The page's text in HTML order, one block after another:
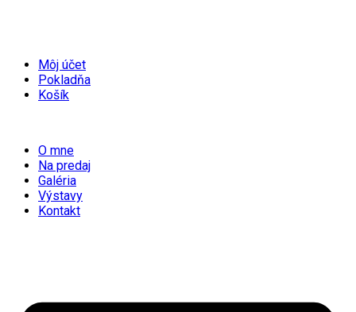
Môj účet
Pokladňa
Košík
O mne
Na predaj
Galéria
Výstavy
Kontakt